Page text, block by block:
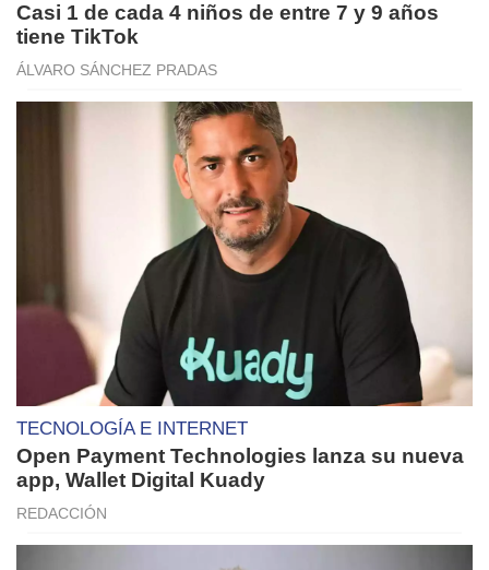
Casi 1 de cada 4 niños de entre 7 y 9 años
tiene TikTok
ÁLVARO SÁNCHEZ PRADAS
TECNOLOGÍA E INTERNET
Open Payment Technologies lanza su nueva
app, Wallet Digital Kuady
REDACCIÓN